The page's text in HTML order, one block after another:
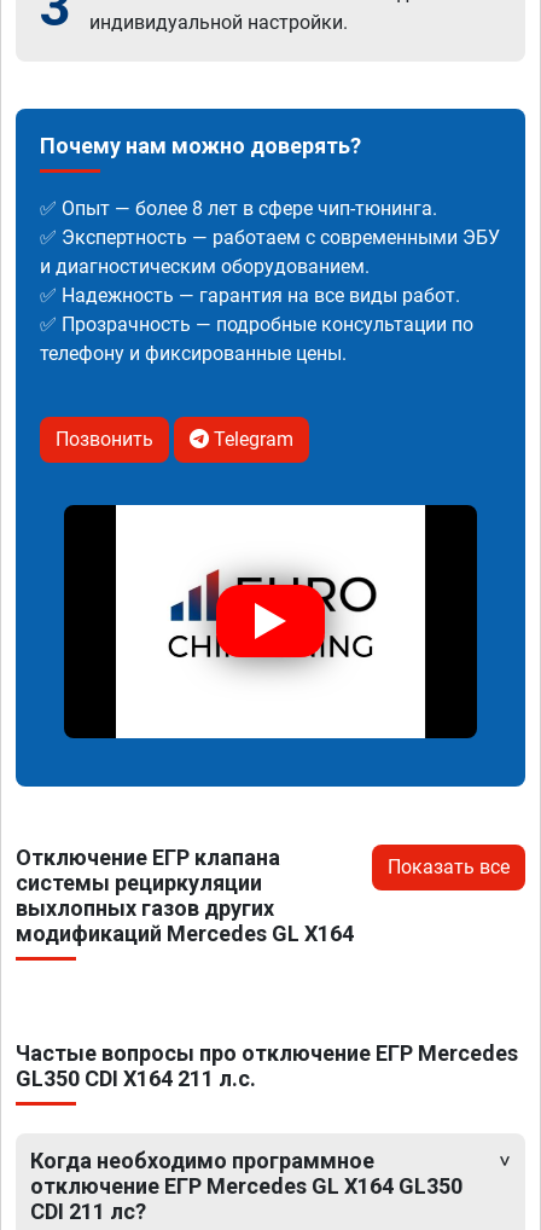
индивидуальной настройки.
Почему нам можно доверять?
✅ Опыт — более 8 лет в сфере чип-тюнинга.
✅ Экспертность — работаем с современными ЭБУ
и диагностическим оборудованием.
✅ Надежность — гарантия на все виды работ.
✅ Прозрачность — подробные консультации по
телефону и фиксированные цены.
Позвонить Telegram
Отключение ЕГР клапана
системы рециркуляции
выхлопных газов других
модификаций Mercedes GL X164
Показать все
Частые вопросы про отключение ЕГР Mercedes
GL350 CDI X164 211 л.с.
Когда необходимо программное
отключение ЕГР Mercedes GL X164 GL350
CDI 211 лс?